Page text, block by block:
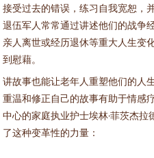
接受过去的错误，练习自我宽恕，
退伍军人常常通过讲述他们的战争
亲人离世或经历退休等重大人生变
到慰藉。
讲故事也能让老年人重塑他们的人
重温和修正自己的故事有助于情感
中心的家庭执业护士埃林·菲茨杰拉
了这种变革性的力量：